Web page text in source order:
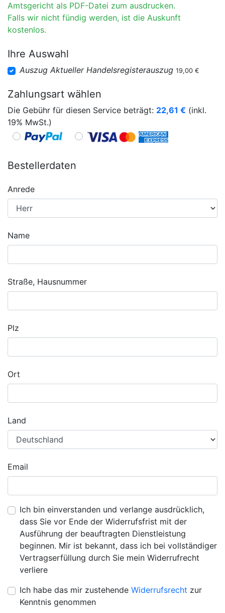
Amtsgericht als PDF-Datei zum ausdrucken.
Falls wir nicht fündig werden, ist die Auskunft
kostenlos.
Ihre Auswahl
Auszug Aktueller Handelsregisterauszug 19,00 €
Zahlungsart wählen
Die Gebühr für diesen Service beträgt: 22,61 € (inkl.
19% MwSt.)
Bestellerdaten
Anrede
Name
Straße, Hausnummer
Plz
Ort
Land
Email
Ich bin einverstanden und verlange ausdrücklich,
dass Sie vor Ende der Widerrufsfrist mit der
Ausführung der beauftragten Dienstleistung
beginnen. Mir ist bekannt, dass ich bei vollständiger
Vertragserfüllung durch Sie mein Widerrufrecht
verliere
Ich habe das mir zustehende Widerrufsrecht zur
Kenntnis genommen